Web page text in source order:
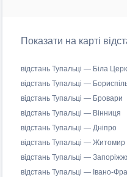
Показати на карті
відстань Тупальці — Біла
відстань Тупальці —
відстань Тупальці — Бровари
відстань Тупальці — Вінниця
відстань Тупальці — Дніпро
відстань Тупальці — Житомир
відстань Тупальці —
відстань Тупальці — Івано-